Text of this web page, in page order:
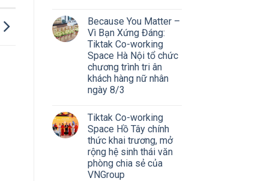
Because You Matter –
Vì Bạn Xứng Đáng:
Tiktak Co-working
Space Hà Nội tổ chức
chương trình tri ân
khách hàng nữ nhân
ngày 8/3
Tiktak Co-working
Space Hồ Tây chính
thức khai trương, mở
rộng hệ sinh thái văn
phòng chia sẻ của
VNGroup